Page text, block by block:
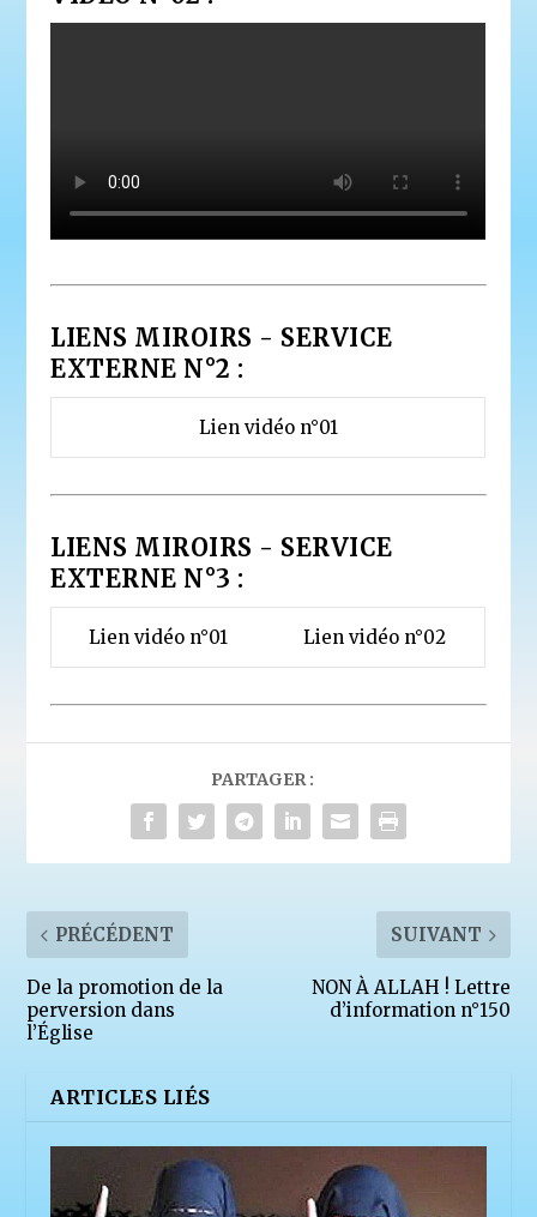
LIENS MIROIRS - SERVICE
EXTERNE N°2 :
Lien vidéo n°01
LIENS MIROIRS - SERVICE
EXTERNE N°3 :
Lien vidéo n°01 Lien vidéo n°02
PARTAGER :
PRÉCÉDENT
De la promotion de la
perversion dans
l’Église
SUIVANT
NON À ALLAH ! Lettre
d’information n°150
ARTICLES LIÉS